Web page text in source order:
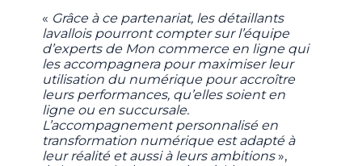
« Grâce à ce partenariat, les détaillants
lavallois pourront compter sur l’équipe
d’experts de Mon commerce en ligne qui
les accompagnera pour maximiser leur
utilisation du numérique pour accroître
leurs performances, qu’elles soient en
ligne ou en succursale.
L’accompagnement personnalisé en
transformation numérique est adapté à
leur réalité et aussi à leurs ambitions»,